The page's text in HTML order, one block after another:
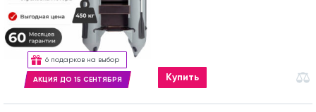
6 подарков на выбор
АКЦИЯ ДО 15 СЕНТЯБРЯ Купить